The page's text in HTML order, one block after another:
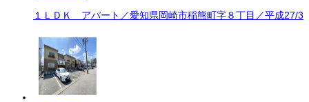
１ＬＤＫ アパート／愛知県岡崎市稲熊町字８丁目／平成27/3